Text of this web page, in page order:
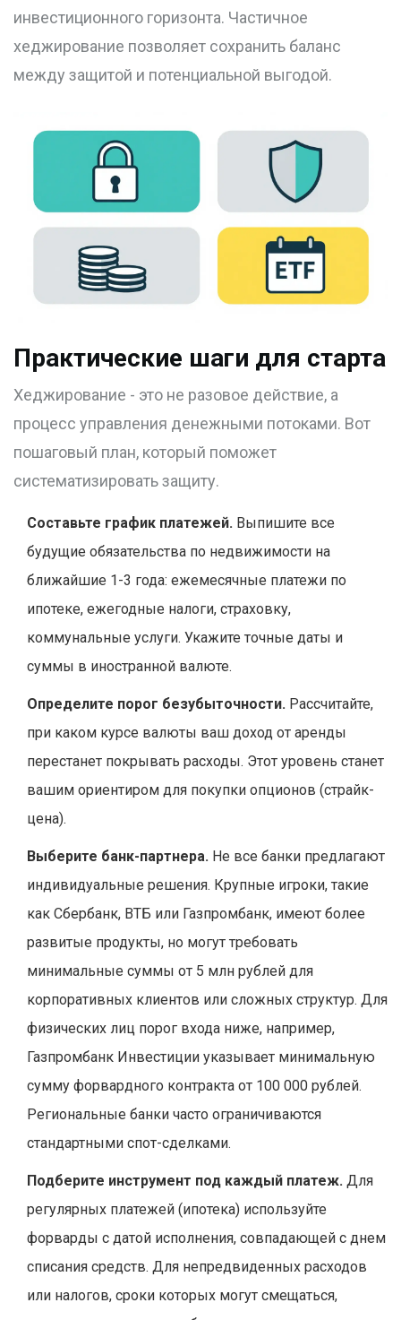
инвестиционного горизонта. Частичное
хеджирование позволяет сохранить баланс
между защитой и потенциальной выгодой.
Практические шаги для старта
Хеджирование - это не разовое действие, а
процесс управления денежными потоками. Вот
пошаговый план, который поможет
систематизировать защиту.
Составьте график платежей. Выпишите все
будущие обязательства по недвижимости на
ближайшие 1-3 года: ежемесячные платежи по
ипотеке, ежегодные налоги, страховку,
коммунальные услуги. Укажите точные даты и
суммы в иностранной валюте.
Определите порог безубыточности. Рассчитайте,
при каком курсе валюты ваш доход от аренды
перестанет покрывать расходы. Этот уровень станет
вашим ориентиром для покупки опционов (страйк-
цена).
Выберите банк-партнера. Не все банки предлагают
индивидуальные решения. Крупные игроки, такие
как Сбербанк, ВТБ или Газпромбанк, имеют более
развитые продукты, но могут требовать
минимальные суммы от 5 млн рублей для
корпоративных клиентов или сложных структур. Для
физических лиц порог входа ниже, например,
Газпромбанк Инвестиции указывает минимальную
сумму форвардного контракта от 100 000 рублей.
Региональные банки часто ограничиваются
стандартными спот-сделками.
Подберите инструмент под каждый платеж. Для
регулярных платежей (ипотека) используйте
форварды с датой исполнения, совпадающей с днем
списания средств. Для непредвиденных расходов
или налогов, сроки которых могут смещаться,